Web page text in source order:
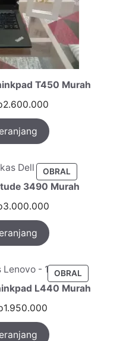
T450 Murah
2.600.000
ini
OBRAL
DENGAN
3490 Murah
3.000.000Harga
ini
OBRAL
DENGAN
L440 Murah
1.950.000
ini